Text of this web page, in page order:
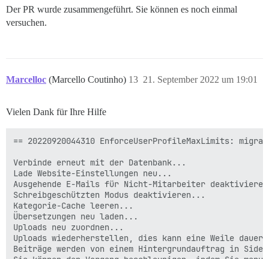
Der PR wurde zusammengeführt. Sie können es noch einmal
versuchen.
Marcelloc (Marcello Coutinho) 21. September 2022 um 19:01
13
Vielen Dank für Ihre Hilfe
== 20220920044310 EnforceUserProfileMaxLimits:
Verbinde erneut mit der Datenbank...
Lade Website-Einstellungen neu...
Ausgehende E-Mails für Nicht-Mitarbeiter
Schreibgeschützten Modus deaktivieren...
Kategorie-Cache leeren...
Übersetzungen neu laden...
Uploads neu zuordnen...
Uploads wiederherstellen, dies kann eine Weile
Beiträge werden von einem Hintergrundauftrag in